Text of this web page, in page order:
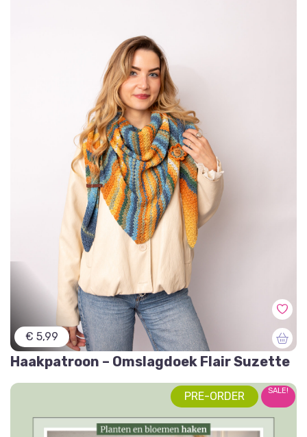
€ 5,99
Haakpatroon – Omslagdoek Flair Suzette
PRE-ORDER SALE!